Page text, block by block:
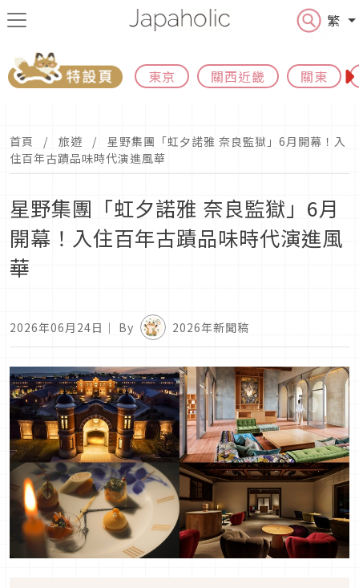
繁
東京 關西近畿 關東
首頁 旅遊
星野集團「虹夕諾雅 奈良監獄」6月開幕！入
住百年古蹟品味時代演進風華
星野集團「虹夕諾雅 奈良監獄」6月
開幕！入住百年古蹟品味時代演進風
華
2026年06月24日 ｜ By 2026年新聞稿